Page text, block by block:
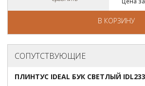
В КОРЗИНУ
СОПУТСТВУЮЩИЕ
ПЛИНТУС IDEAL БУК СВЕТЛЫЙ IDL233